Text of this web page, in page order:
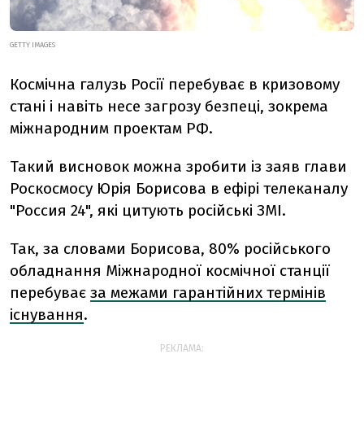
GETTY IMAGES
Космічна галузь Росії перебуває в кризовому
стані і навіть несе загрозу безпеці, зокрема
міжнародним проектам РФ.
Такий висновок можна зробити із заяв глави
Роскосмосу Юрія Борисова в ефірі телеканалу
"Россия 24", які цитують російські ЗМІ.
Так, за словами Борисова, 80% російського
обладнання Міжнародної космічної станції
перебуває за межами гарантійних термінів
існування.
РЕКЛАМА: